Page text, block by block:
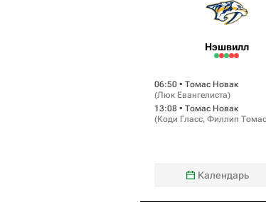
Нэшвилл
06:50 • Томас Новак
(Люк Евангелиста)
13:08 • Томас Новак
(Коди Гласс, Филлип
Календарь